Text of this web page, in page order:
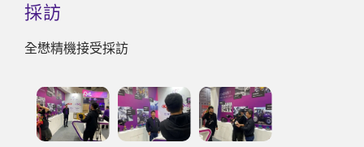
採訪
全懋精機接受採訪